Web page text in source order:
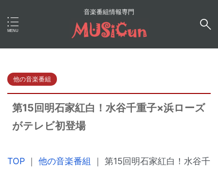
音楽番組情報専門
他の音楽番組
第15回明石家紅白！水谷千重子×浜ローズ
がテレビ初登場
TOP ｜ 他の音楽番組 ｜ 第15回明石家紅白！水谷千